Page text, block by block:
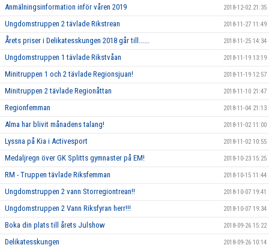
Anmälningsinformation inför våren 2019 2018-12-02 21:35
Ungdomstruppen 2 tävlade Rikstrean 2018-11-27 11:49
Årets priser i Delikatesskungen 2018 går till...... 2018-11-25 14:34
Ungdomstruppen 1 tävlade Rikstvåan 2018-11-19 13:19
Minitruppen 1 och 2 tävlade Regionsjuan! 2018-11-19 12:57
Minitruppen 2 tävlade Regionåttan 2018-11-10 21:47
Regionfemman 2018-11-04 21:13
Alma har blivit månadens talang! 2018-11-02 11:00
Lyssna på Kia i Activesport 2018-11-02 10:55
Medaljregn över GK Splitts gymnaster på EM! 2018-10-23 15:25
RM - Truppen tävlade Riksfemman 2018-10-15 11:44
Ungdomstruppen 2 vann Storregiontrean!! 2018-10-07 19:41
Ungdomstruppen 2 Vann Riksfyran herr!!! 2018-10-07 19:34
Boka din plats till årets Julshow 2018-09-26 15:22
Delikatesskungen 2018-09-26 10:14